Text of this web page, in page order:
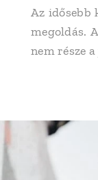
Az idősebb
megoldás.
nem része